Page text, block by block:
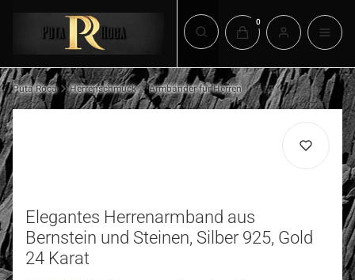
Suchmaschine öffnen
Produkte im
Puta Roca Herrenschmuck Armbänder für Herren
Elegantes Herrenarmband aus
Bernstein und Steinen, Silber 925, Gold
24 Karat